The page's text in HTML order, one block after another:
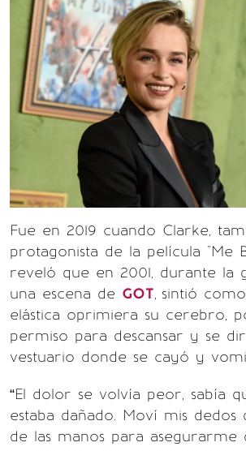
Fue en 2019 cuando Clarke,
protagonista de la película "Me
reveló que en 2001, durante la
una escena de GOT, sintió
elástica oprimiera su cerebro,
permiso para descansar y se
vestuario donde se cayó y
“El dolor se volvía peor, sabía
estaba dañado. Moví mis dedos
de las manos para asegurarme